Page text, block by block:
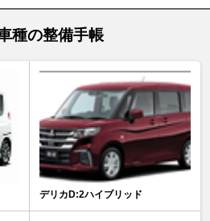
種の整備手帳
デリカD:2ハイブリッド